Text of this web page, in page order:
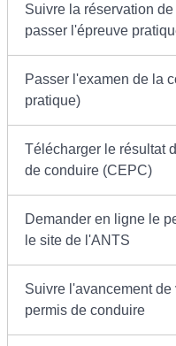
Suivre la réservation
passer l'épreuve
Passer l'examen de la
pratique)
Télécharger le résultat
de conduire (CEPC)
Demander en ligne le
le site de l'ANTS
Suivre l'avancement
permis de conduire